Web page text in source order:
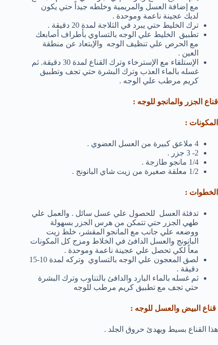
مع إضافة العسل والمريمية وخلطه جيداً حتي يكون
لديك عجينة ناعمة وموحدة .
ترك الخليط حتي يبرد في الثلاجة لمدة 20 دقيقة .
تطبيق الخليط علي الوجه بالتساوي بأطراف أصابعك
مع الحرص علي تنظيف الوجه والإبتعاد عن منطقة
العين .
الإستلقاء مع الإسترخاء وترك القناع لمدة 30 دقيقة. ثم
غسله بالماء العذب وترك البشرة حتي تجف وتطبيق
كريم مرطب علي الوجه .
قناع الجزر والمانجو للوجه :
المكونات :
4 ملاعق كبيرة من العسل العضوي .
2- 3 جزر .
1/4 مانجو طازجة .
1/2 معلقة صغيرة من زيت شاي البانونج .
الخطوات :
تدفئة العسل للحصول علي عسل سائل . والعمل علي
طهي الجزر حتي تتمكن من هرس الجزر بسهولة
ووضعه علي جانب مع المانجو المقشر، خلط زيت
البانونج والعسل الدافئ في الخلاط ومزج كل المكونات
معاً لكي تحصل علي عجينة ناعمة وموحدة .
لصق المعجون علي الوجه بالتساوي وتركه لمدة 10-15
دقيقة .
ثم غسله بالماء البارد والدافئ بالتناوب وترك البشرة
حتي تجف مع تطبيق كريم مرطب للوجه
قناع البيض والعسل للوجه :
هذا القناع بسيط ويهدئ حروق الجلد .